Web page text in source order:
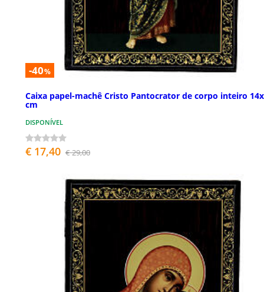
-40%
Caixa papel-machê Cristo Pantocrator de corpo inteiro
cm
DISPONÍVEL
€ 17,40 € 29,00